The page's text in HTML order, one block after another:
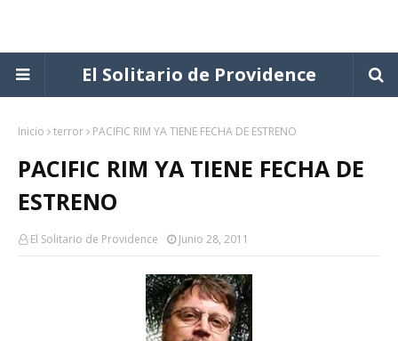
El Solitario de Providence
Inicio terror PACIFIC RIM YA TIENE FECHA DE ESTRENO
PACIFIC RIM YA TIENE FECHA DE
ESTRENO
El Solitario de Providence Junio 28, 2011